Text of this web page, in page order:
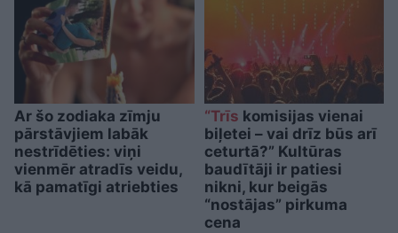
Ar šo zodiaka zīmju
pārstāvjiem labāk
nestrīdēties: viņi
vienmēr atradīs veidu,
kā pamatīgi atriebties
“Trīs komisijas vienai
biļetei – vai drīz būs arī
ceturtā?” Kultūras
baudītāji ir patiesi
nikni, kur beigās
“nostājas” pirkuma
cena